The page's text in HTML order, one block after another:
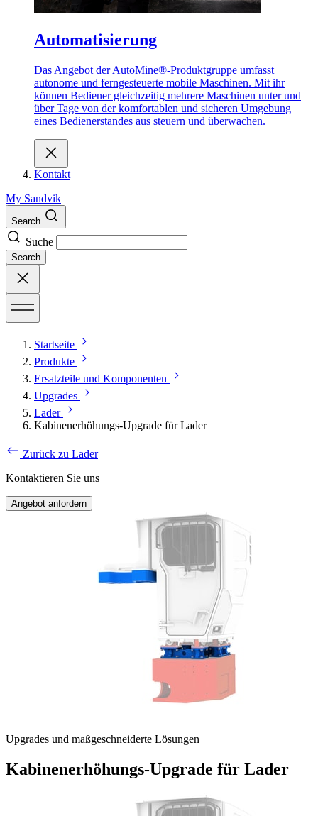
Automatisierung
Das Angebot der AutoMine®-Produktgruppe umfasst
autonome und ferngesteuerte mobile Maschinen. Mit ihr
können Bediener gleichzeitig mehrere Maschinen unter und
über Tage von der komfortablen und sicheren Umgebung
eines Bedienerstandes aus steuern und überwachen.
Kontakt
My Sandvik
Search
Suche
Search
Startseite
Produkte
Ersatzteile und Komponenten
Upgrades
Lader
Kabinenerhöhungs-Upgrade für Lader
Zurück zu Lader
Kontaktieren Sie uns
Angebot anfordern
Upgrades und maßgeschneiderte Lösungen
Kabinenerhöhungs-Upgrade für Lader